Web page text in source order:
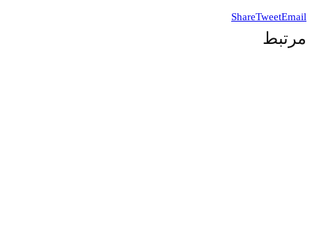
ShareTweetEmail
مرتبط